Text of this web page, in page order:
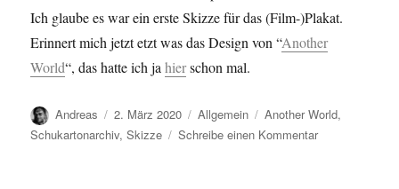
Ich glaube es war ein erste Skizze für das (Film-)Plakat.
Erinnert mich jetzt etzt was das Design von “Another
World“, das hatte ich jahierschon mal.
Autor
Andreas
Veröffentlicht
am
2. März 2020 Kategorien
Allgemein Schlagwörter
Another World,
Schukartonarchiv,Skizze Schreibe einen Kommentarzu